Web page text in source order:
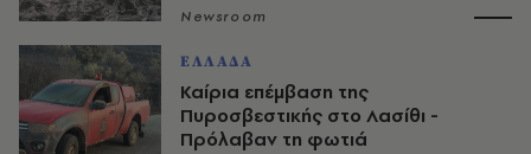
Newsroom
ΕΛΛΑΔΑ
Καίρια επέμβαση της
Πυροσβεστικής στο Λασίθι -
Πρόλαβαν τη φωτιά